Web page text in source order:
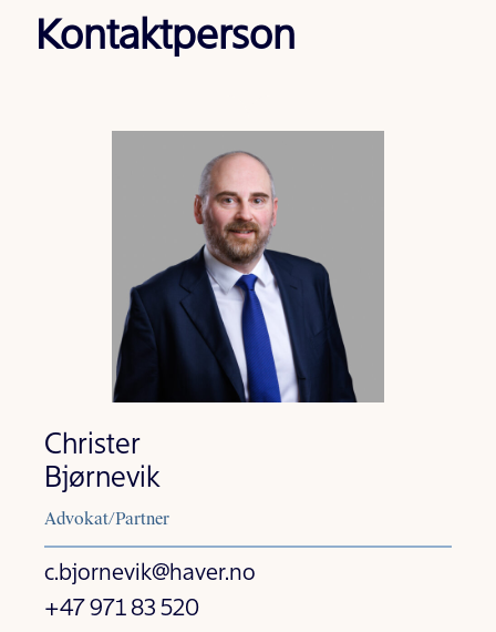
Kontaktperson
Christer
Bjørnevik
Advokat/Partner
c.bjornevik@haver.no
+47 971 83 520